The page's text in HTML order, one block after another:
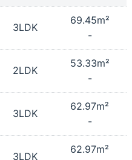
3LDK
69.45m²
-
2LDK
53.33m²
-
3LDK
62.97m²
-
3LDK
62.97m²